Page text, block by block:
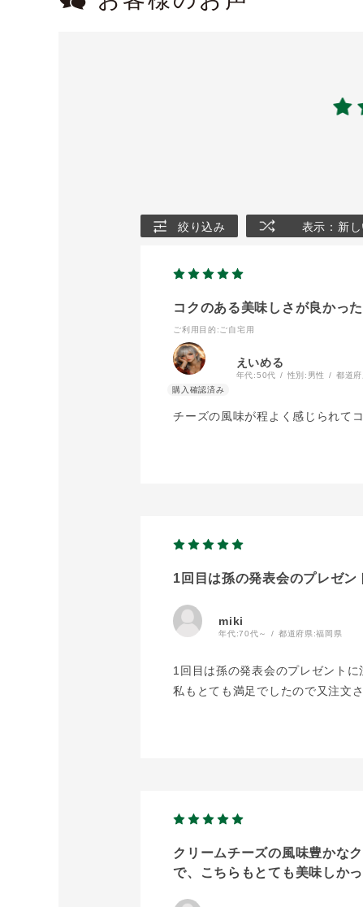
絞り込み 表示：新
コクのある美味しさが良かった
ご利用目的 :ご自宅用
えいめる
年代:50代 性別: 男性 都道
チーズの風味が程よく感じられて
1回目は孫の発表会のプレゼン
miki
年代:70代～ 都道府県:福岡県
1回目は孫の発表会のプレゼント
私もとても満足でしたので又注文
クリームチーズの風味豊かな
で、こちらもとても美味しかっ